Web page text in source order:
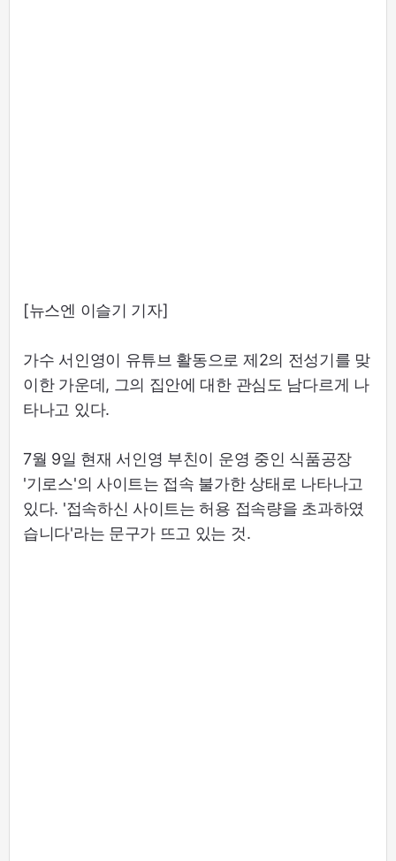
[뉴스엔 이슬기 기자]
가수 서인영이 유튜브 활동으로 제2의 전성기를 맞
이한 가운데, 그의 집안에 대한 관심도 남다르게 나
타나고 있다.
7월 9일 현재 서인영 부친이 운영 중인 식품공장
'기로스'의 사이트는 접속 불가한 상태로 나타나고
있다. '접속하신 사이트는 허용 접속량을 초과하였
습니다'라는 문구가 뜨고 있는 것.